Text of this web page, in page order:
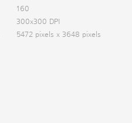
160
300x300 DPI
5472 pixels x 3648 pixels